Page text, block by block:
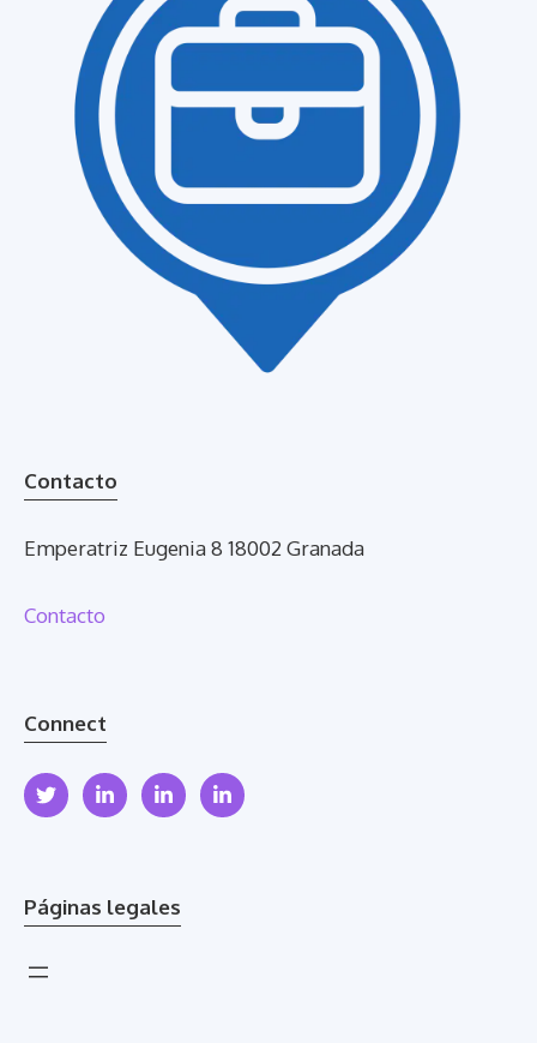
Contacto
Emperatriz Eugenia 8 18002 Granada
Contacto
Connect
Páginas legales